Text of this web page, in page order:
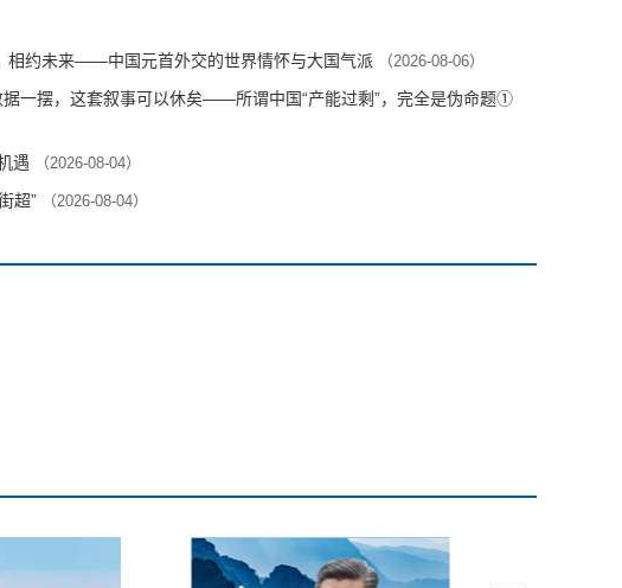
相约未来——中国元首外交的世界情怀与大国气派 （2026-08-06）
据一摆，这套叙事可以休矣——所谓中国“产能过剩”，完全是伪命题①
遇 （2026-08-04）
超” （2026-08-04）